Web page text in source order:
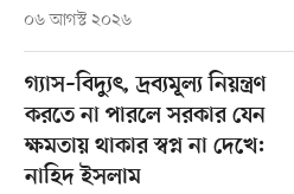
০৬ আগস্ট ২০২৬
গ্যাস–বিদ্যুৎ, দ্রব্যমূল্য নিয়ন্ত্রণ
করতে না পারলে সরকার যেন
ক্ষমতায় থাকার স্বপ্ন না দেখে:
নাহিদ ইসলাম